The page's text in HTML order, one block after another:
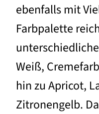
ebenfalls mit
Farbpalette
Weiß,
hin zu Apricot,
Zitronengelb.